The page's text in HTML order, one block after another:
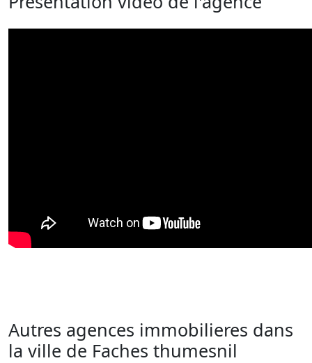
Autres agences immobilieres dans
la ville de Faches thumesnil